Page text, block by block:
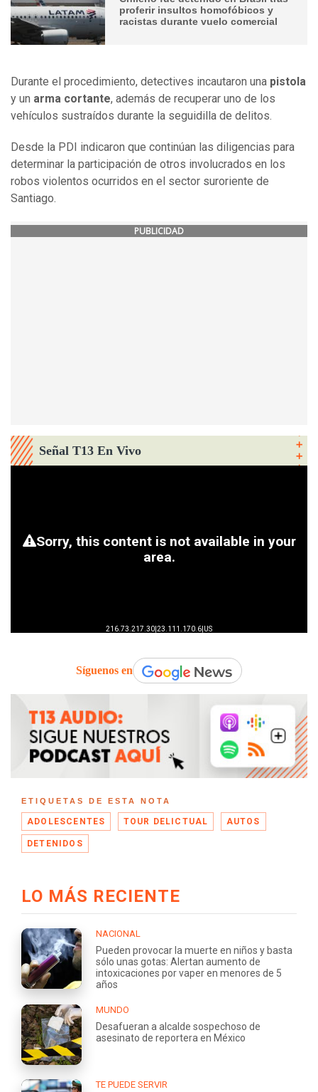
proferir insultos homofóbicos y
racistas durante vuelo comercial
Durante el procedimiento, detectives incautaron una pistola
y un arma cortante, además de recuperar uno de los
vehículos sustraídos durante la seguidilla de delitos.
Desde la PDI indicaron que continúan las diligencias para
determinar la participación de otros involucrados en los
robos violentos ocurridos en el sector suroriente de
Santiago.
PUBLICIDAD
Señal T13 En Vivo
Síguenos en
ETIQUETAS DE ESTA NOTA
ADOLESCENTES TOUR DELICTUAL AUTOS
DETENIDOS
LO MÁS RECIENTE
NACIONAL
Pueden provocar la muerte en niños y basta
sólo unas gotas: Alertan aumento de
intoxicaciones por vaper en menores de 5
años
MUNDO
Desafueran a alcalde sospechoso de
asesinato de reportera en México
TE PUEDE SERVIR